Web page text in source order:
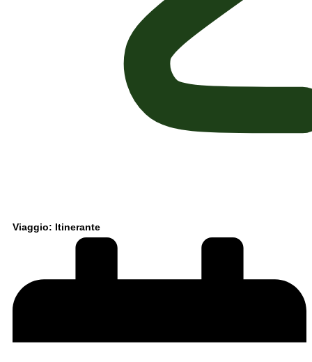
Viaggio: Itinerante